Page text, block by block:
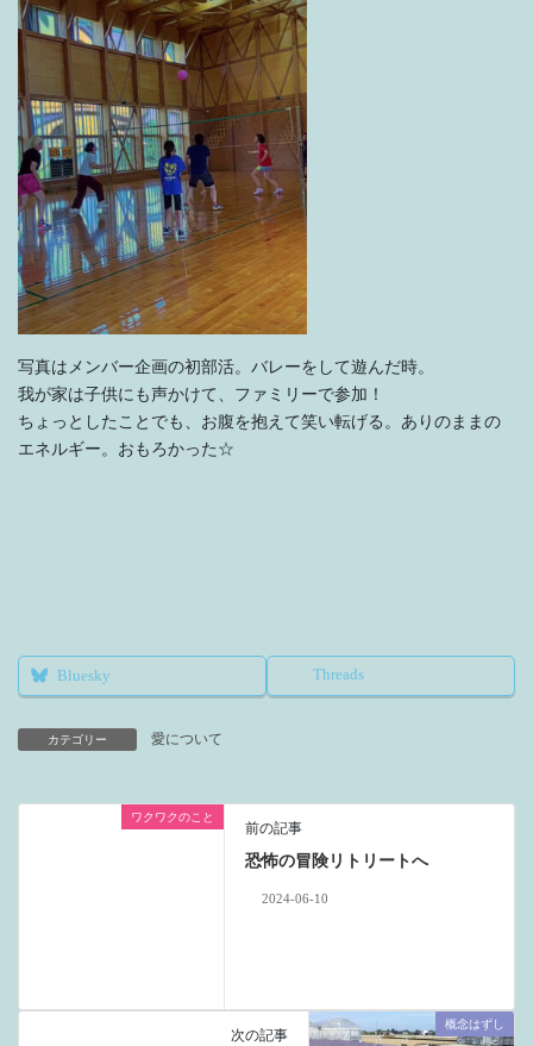
写真はメンバー企画の初部活。バレーをして遊んだ時。
我が家は子供にも声かけて、ファミリーで参加！
ちょっとしたことでも、お腹を抱えて笑い転げる。ありのままの
エネルギー。おもろかった☆
Bluesky Threads
カテゴリー 愛について
ワクワクのこと
前の記事
恐怖の冒険リトリートへ
2024-06-10
概念はずし
次の記事